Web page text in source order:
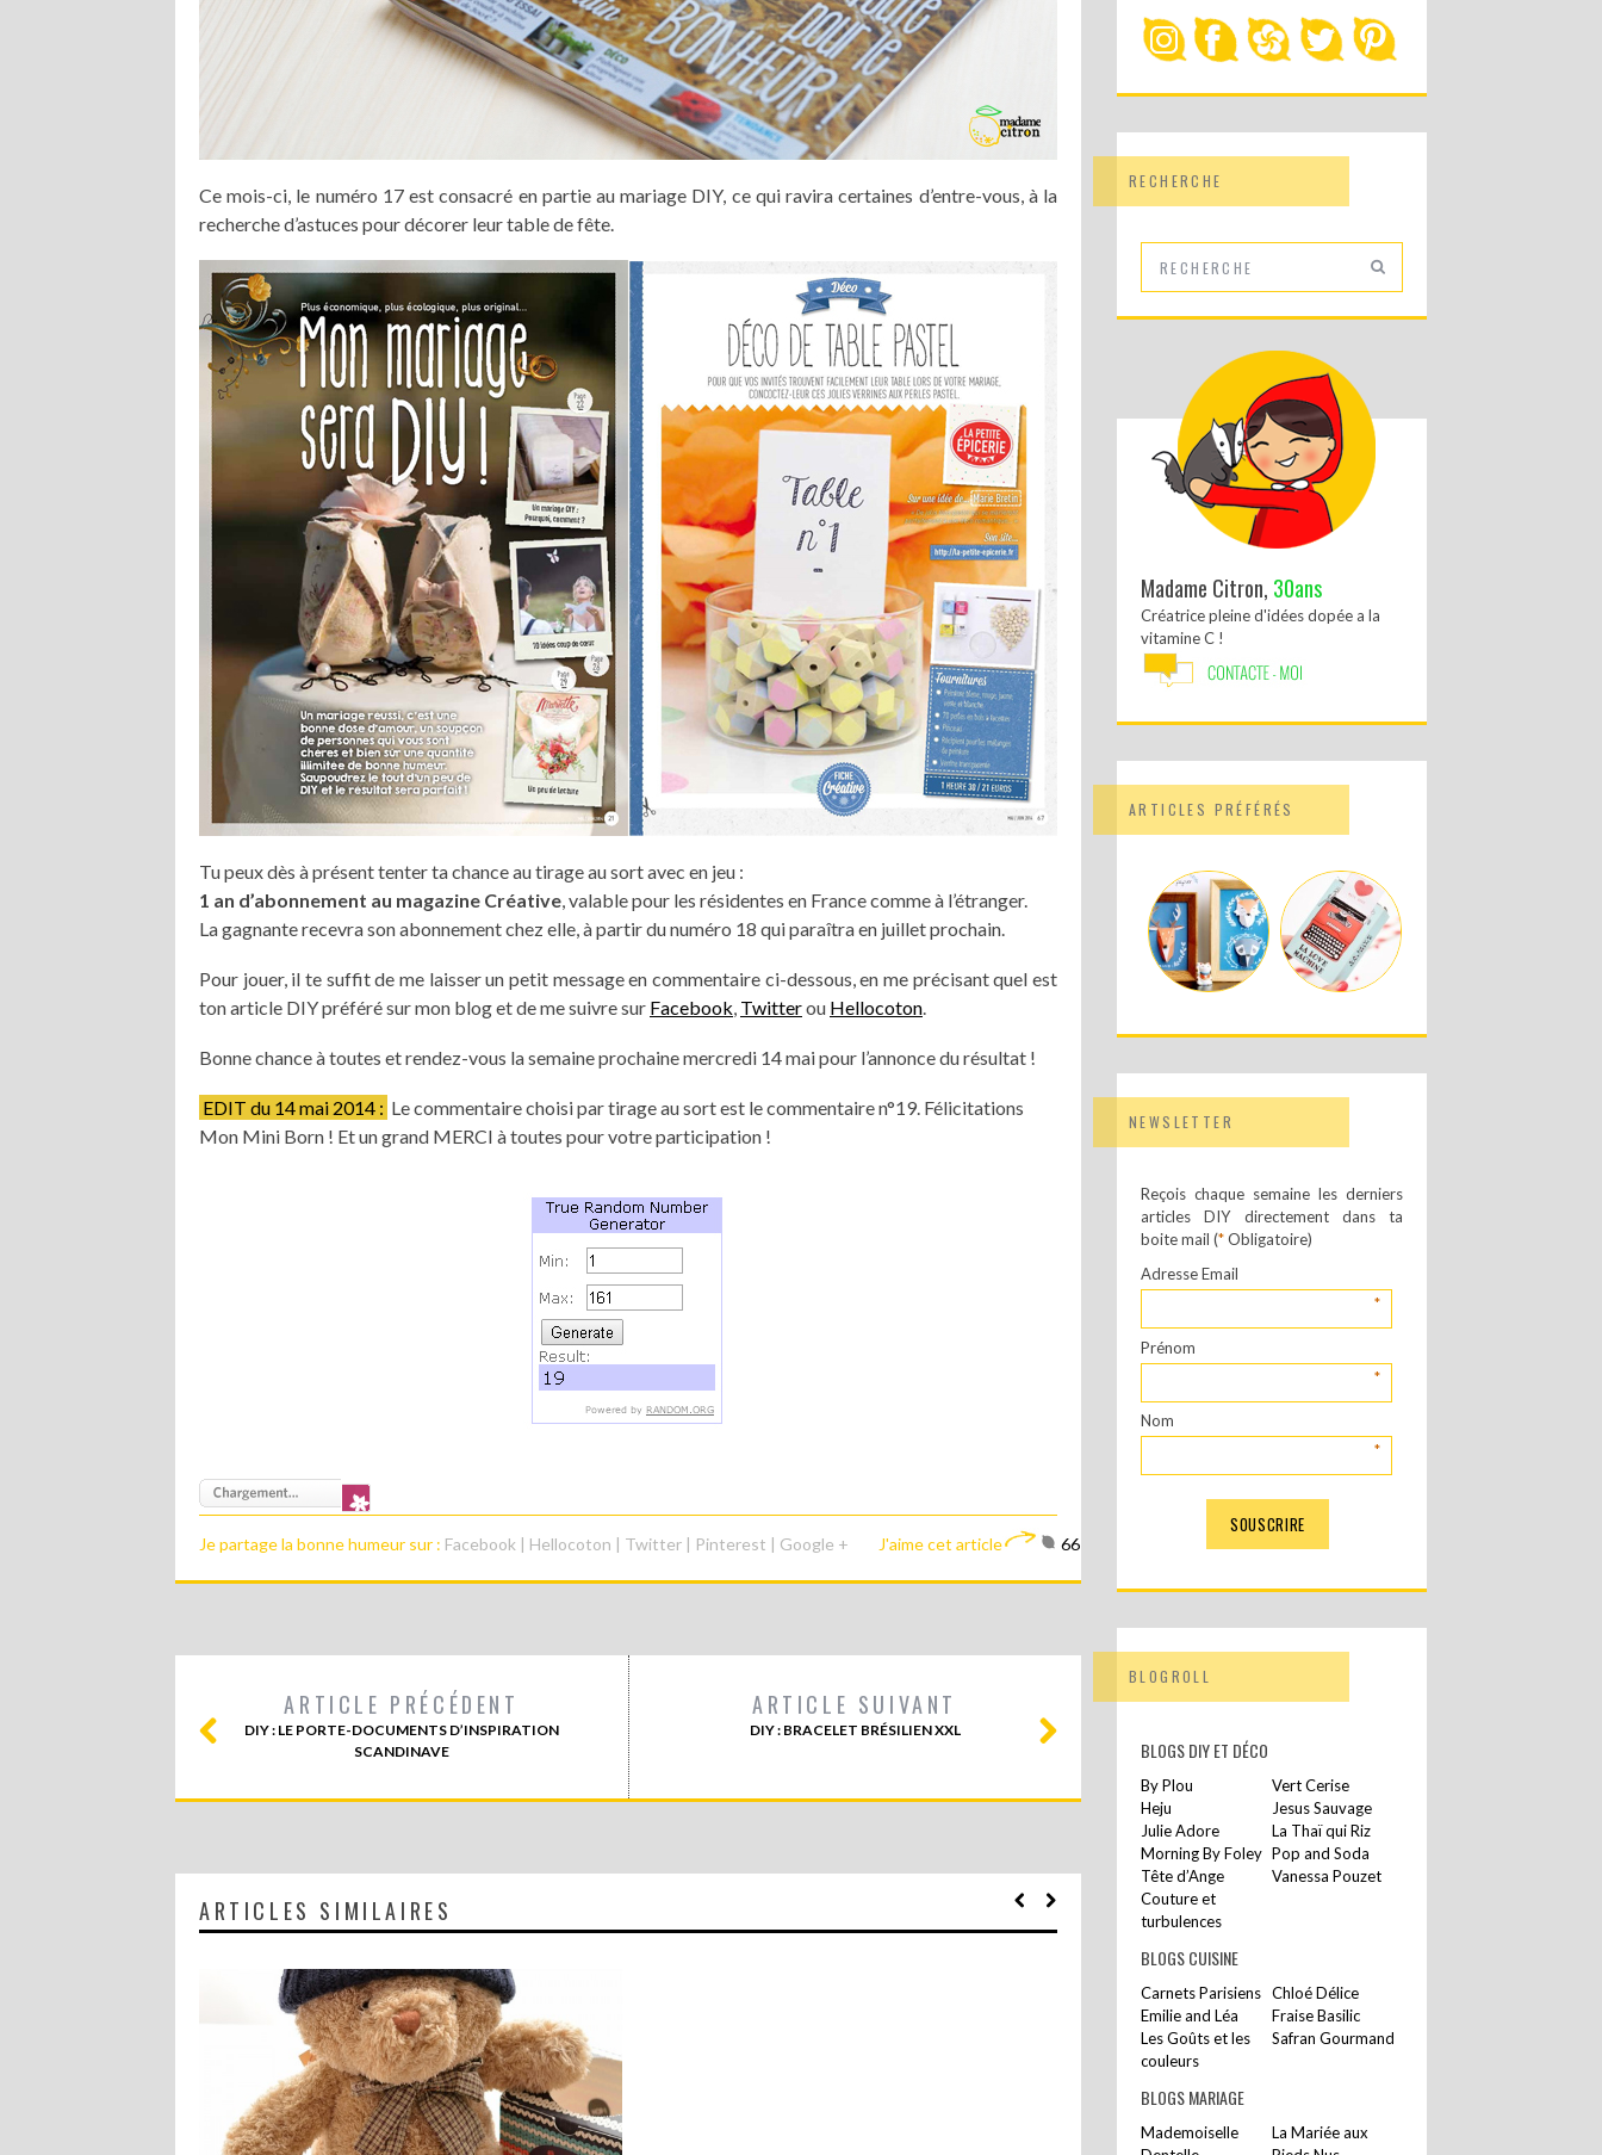
Ce mois-ci, le numéro 17 est consacré en partie au mariage DIY, ce qui ravira certaines d’entre-vous, à la
recherche d’astuces pour décorer leur table de fête.
Tu peux dès à présent tenter ta chance au tirage au sort avec en jeu :
1 an d’abonnement au magazine Créative, valable pour les résidentes en France comme à l’étranger.
La gagnante recevra son abonnement chez elle, à partir du numéro 18 qui paraîtra en juillet prochain.
Pour jouer, il te suffit de me laisser un petit message en commentaire ci-dessous, en me précisant quel est
ton article DIY préféré sur mon blog et de me suivre sur Facebook, Twitterou Hellocoton.
Bonne chance à toutes et rendez-vous la semaine prochaine mercredi 14 mai pour l’annonce du résultat !
EDIT du 14 mai 2014 : Le commentaire choisi par tirage au sort est le commentaire n°19. Félicitations
Mon Mini Born ! Et un grand MERCI à toutes pour votre participation !
Je partage la bonne humeur sur : Facebook | Hellocoton | Twitter | Pinterest | Google + J'aime cet article 66
ARTICLE PRÉCÉDENT
DIY : LE PORTE-DOCUMENTS D’INSPIRATION
SCANDINAVE
ARTICLE SUIVANT
DIY : BRACELET BRÉSILIEN XXL
ARTICLES SIMILAIRES
RECHERCHE
Madame Citron, 30ans
Créatrice pleine d'idées dopée a la
vitamine C !
ARTICLES PRÉFÉRÉS
NEWSLETTER
Reçois chaque semaine les derniers
articles DIY directement dans ta
boite mail (*Obligatoire)
Adresse Email
*
Prénom
*
Nom
*
BLOGROLL
BLOGS DIY ET DÉCO
By Plou
Vert Cerise
Heju
Jesus Sauvage
Julie Adore
La Thaï qui Riz
Morning By Foley Pop and Soda
Tête d’Ange
Vanessa Pouzet
Couture et
turbulences
BLOGS CUISINE
Carnets Parisiens Chloé Délice
Emilie and Léa
Fraise Basilic
Les Goûts et les
couleurs
Safran Gourmand
BLOGS MARIAGE
Mademoiselle
La Mariée aux